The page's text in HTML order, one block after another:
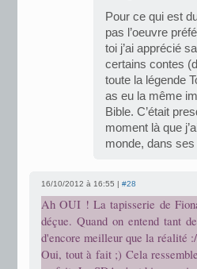
Pour ce qui est
pas l’oeuvre
toi j’ai apprécié
certains contes
toute la légende
as eu la même
Bible. C’était
moment là que
monde, dans
16/10/2012 à 16:55 | #28
Ah OUI ! La tapisserie de
déçue. Quand on entend tant
d'encore meilleur que la réalité :/
Oui, tout à fait ;) Cela